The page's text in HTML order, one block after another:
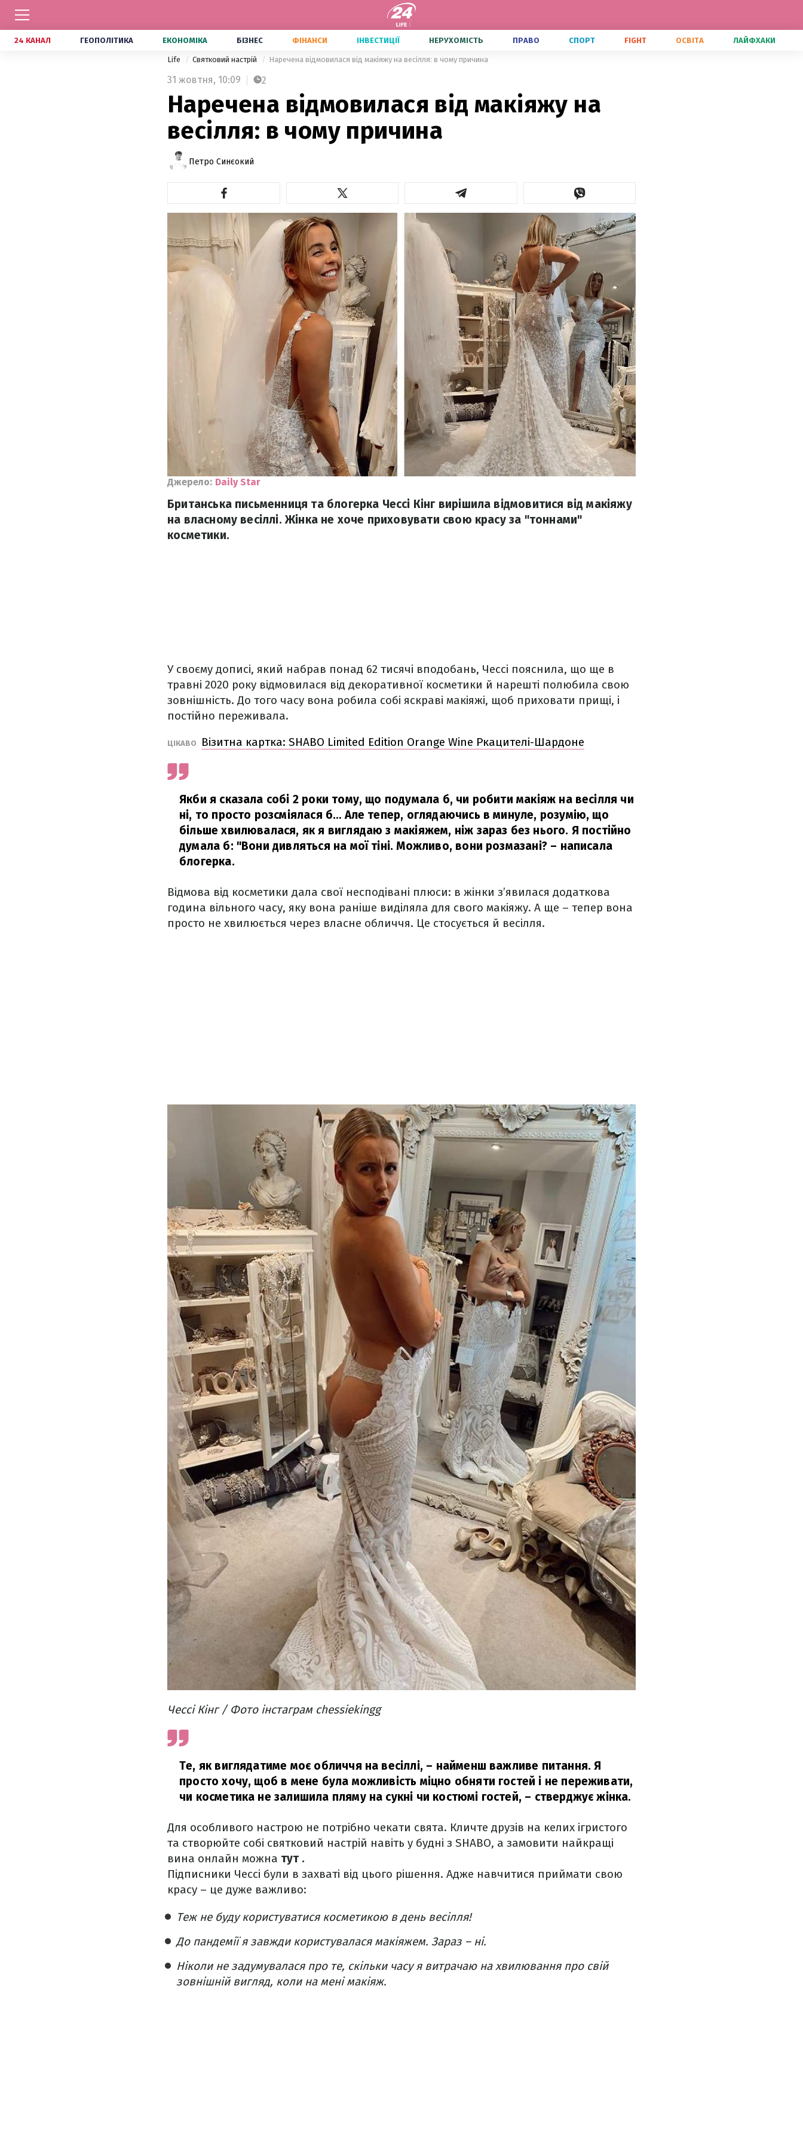
24 КАНАЛ ГЕОПОЛІТИКА ЕКОНОМІКА БІЗНЕС ФІНАНСИ ІНВЕСТИЦІЇ НЕРУХОМІСТЬ ПРАВО СПОРТ FIGHT ОСВІТА ЛАЙФХАКИ
Life Святковий настрій Наречена відмовилася від макіяжу на весілля: в чому причина
31 жовтня, 10:09 2
Наречена відмовилася від макіяжу на
весілля: в чому причина
Петро Синєокий
Джерело: Daily Star
Британська письменниця та блогерка Чессі Кінг вирішила відмовитися від макіяжу
на власному весіллі. Жінка не хоче приховувати свою красу за "тоннами"
косметики.
У своєму дописі, який набрав понад 62 тисячі вподобань, Чессі пояснила, що ще в
травні 2020 року відмовилася від декоративної косметики й нарешті полюбила свою
зовнішність. До того часу вона робила собі яскраві макіяжі, щоб приховати прищі, і
постійно переживала.
ЦІКАВО Візитна картка: SHABO Limited Edition Orange Wine Ркацителі-Шардоне
Якби я сказала собі 2 роки тому, що подумала б, чи робити макіяж на весілля чи
ні, то просто розсміялася б… Але тепер, оглядаючись в минуле, розумію, що
більше хвилювалася, як я виглядаю з макіяжем, ніж зараз без нього. Я постійно
думала б: "Вони дивляться на мої тіні. Можливо, вони розмазані? – написала
блогерка.
Відмова від косметики дала свої несподівані плюси: в жінки з’явилася додаткова
година вільного часу, яку вона раніше виділяла для свого макіяжу. А ще – тепер вона
просто не хвилюється через власне обличчя. Це стосується й весілля.
Чессі Кінг / Фото інстаграм chessiekingg
Те, як виглядатиме моє обличчя на весіллі, – найменш важливе питання. Я
просто хочу, щоб в мене була можливість міцно обняти гостей і не переживати,
чи косметика не залишила пляму на сукні чи костюмі гостей, – стверджує жінка.
Для особливого настрою не потрібно чекати свята. Кличте друзів на келих ігристого
та створюйте собі святковий настрій навіть у будні з SHABO, а замовити найкращі
вина онлайн можна тут .
Підписники Чессі були в захваті від цього рішення. Адже навчитися приймати свою
красу – це дуже важливо:
Теж не буду користуватися косметикою в день весілля!
До пандемії я завжди користувалася макіяжем. Зараз – ні.
Ніколи не задумувалася про те, скільки часу я витрачаю на хвилювання про свій
зовнішній вигляд, коли на мені макіяж.